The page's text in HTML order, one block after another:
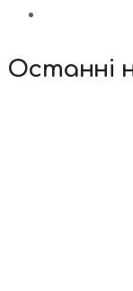
Останні